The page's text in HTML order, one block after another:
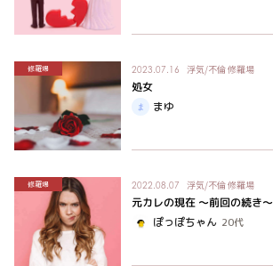
修羅場 2023.07.16 浮気/不倫修羅場
処女
まゆ
修羅場 2022.08.07 浮気/不倫修羅場
元カレの現在 〜前回の続き〜
ぽっぽちゃん 20代